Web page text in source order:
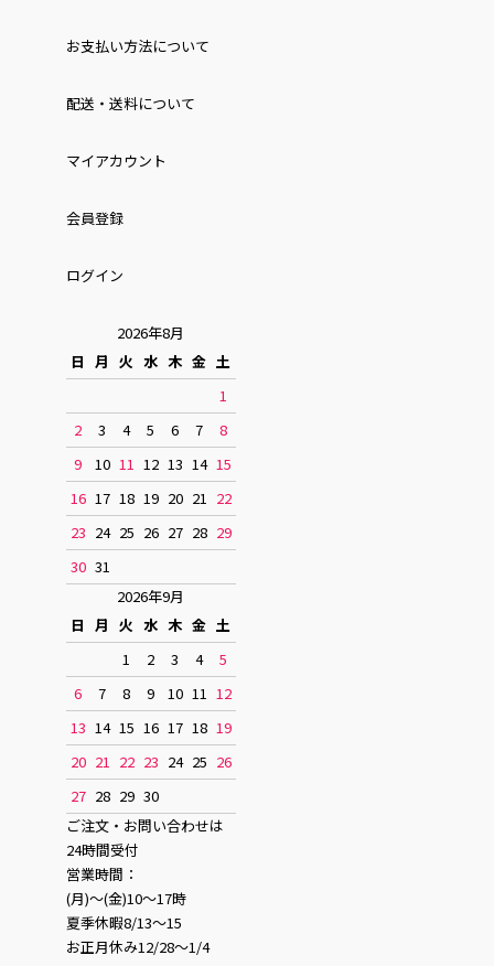
お⽀払い⽅法について
配送・送料について
マイアカウント
会員登録
ログイン
2026年8月
日
月 火 水 木 金 土
1
2
3 4 5 6 7
8
9
10 11 12 13 14 15
16 17 18 19 20 21
22
23 24 25 26 27 28 29
30 31
2026年9月
日
月 火 水 木 金 土
1
2 3 4
5
6
7 8 9 10 11
12
13 14 15 16 17 18 19
20 21 22 23 24 25 26
27 28 29 30
ご注文・お問い合わせは
24時間受付
営業時間：
(月)〜(金)10〜17時
夏季休暇8/13〜15
お正月休み12/28〜1/4